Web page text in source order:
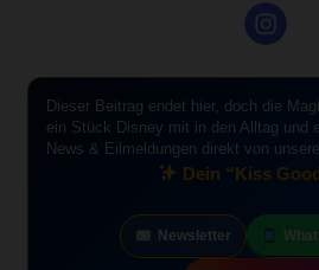
Dieser Beitrag endet hier, doch die
ein Stück Disney mit in den Alltag und
News & Eilmeldungen direkt von
Dein “Kiss
Newsletter